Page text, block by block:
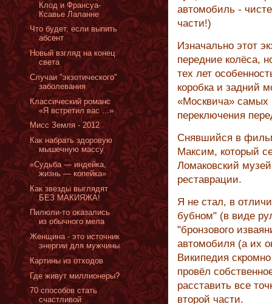
автомобиль -
части!)
Изначально этот
передние колёса,
тех лет
коробка и задний
«Москвича»
переключения
Снявшийся в
Максим, который
Ломаковский
реставрации.
Я не стал, в
бубном" (в виде
"бронзового
автомобиля (а их
Википедия
провёл
расставить все
второй части.
Клод и Франсуа-
Ксавье Лаланне
Что будет, если выпить
абсент
Новый взгляд на конец
света
Случаи "экзотического"
заболевания
Классический романс
«Я встретил вас ...»
Мисс Земля - 2012
Как набрать здоровую
мышечную массу
«Cудьба — индейка,
жизнь — копейка»
Как звезды выглядят
БЕЗ МАКИЯЖА!
Пилюли-то оказались
из обычного мела
Женщина - это источник
энергии для мужчины
Картины из отходов
Где живут миллионеры?
70 способов стать
счастливой